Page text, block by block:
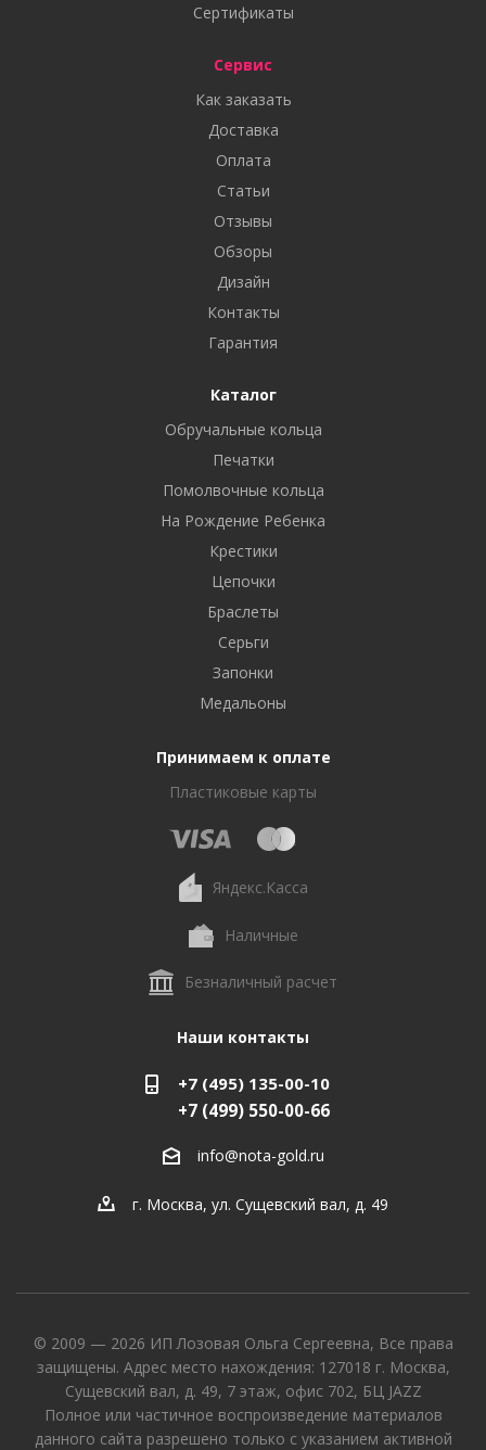
Сертификаты
Сервис
Как заказать
Доставка
Оплата
Статьи
Отзывы
Обзоры
Дизайн
Контакты
Гарантия
Каталог
Обручальные кольца
Печатки
Помолвочные кольца
На Рождение Ребенка
Крестики
Цепочки
Браслеты
Серьги
Запонки
Медальоны
Принимаем к оплате
Пластиковые карты
Яндекс.Касса
Наличные
Безналичный расчет
Наши контакты
+7 (495) 135-00-10
+7 (499) 550-00-66
info@nota-gold.ru
г. Москва, ул. Сущевский вал, д. 49
© 2009 — 2026 ИП Лозовая Ольга Сергеевна, Все права
защищены. Адрес место нахождения: 127018 г. Москва,
Сущевский вал, д. 49, 7 этаж, офис 702, БЦ JAZZ
Полное или частичное воспроизведение материалов
данного сайта разрешено только с указанием активной